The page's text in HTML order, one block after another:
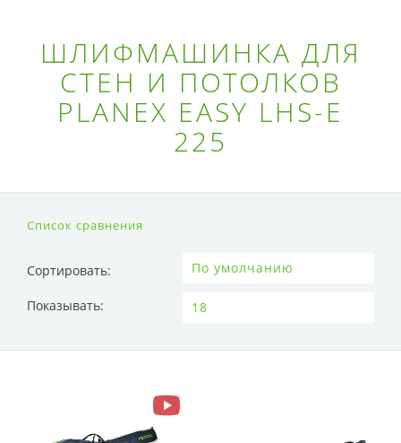
ШЛИФМАШИНКА ДЛЯ
СТЕН И ПОТОЛКОВ
PLANEX EASY LHS-E
225
Список сравнения
Сортировать:
Показывать: